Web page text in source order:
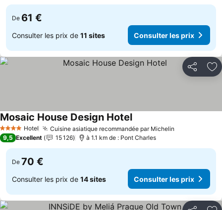
De 61 €
Consulter les prix de 11 sites Consulter les prix
Partager
4 Étoiles Hotel Cuisine asiatique recommandée par Michelin
Mosaic House Design HotelConsulter les prix
9,5 Excellent 15 126 à 1.1 km de : Pont Charles
De 70 €
Consulter les prix de 14 sites Consulter les prix